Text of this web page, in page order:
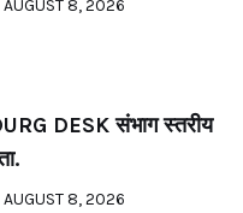
AUGUST 8, 2026
DESK संभाग स्तरीय
AUGUST 8, 2026